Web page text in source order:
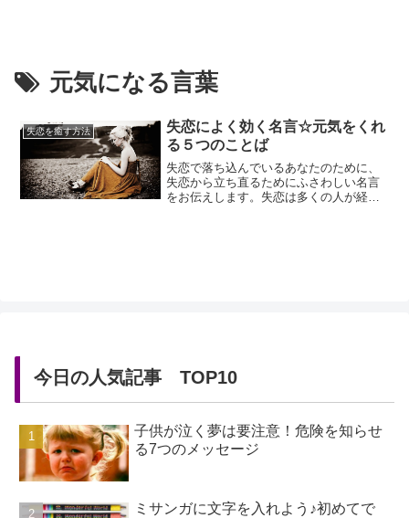
元気になる言葉
失恋を癒す方法
失恋によく効く名言☆元気をくれ
る５つのことば
失恋で落ち込んでいるあなたのために、
失恋から立ち直るためにふさわしい名言
をお伝えします。失恋は多くの人が経験
今日の人気記事 TOP10
子供が泣く夢は要注意！危険を知らせ
る7つのメッセージ
ミサンガに文字を入れよう♪初めてで